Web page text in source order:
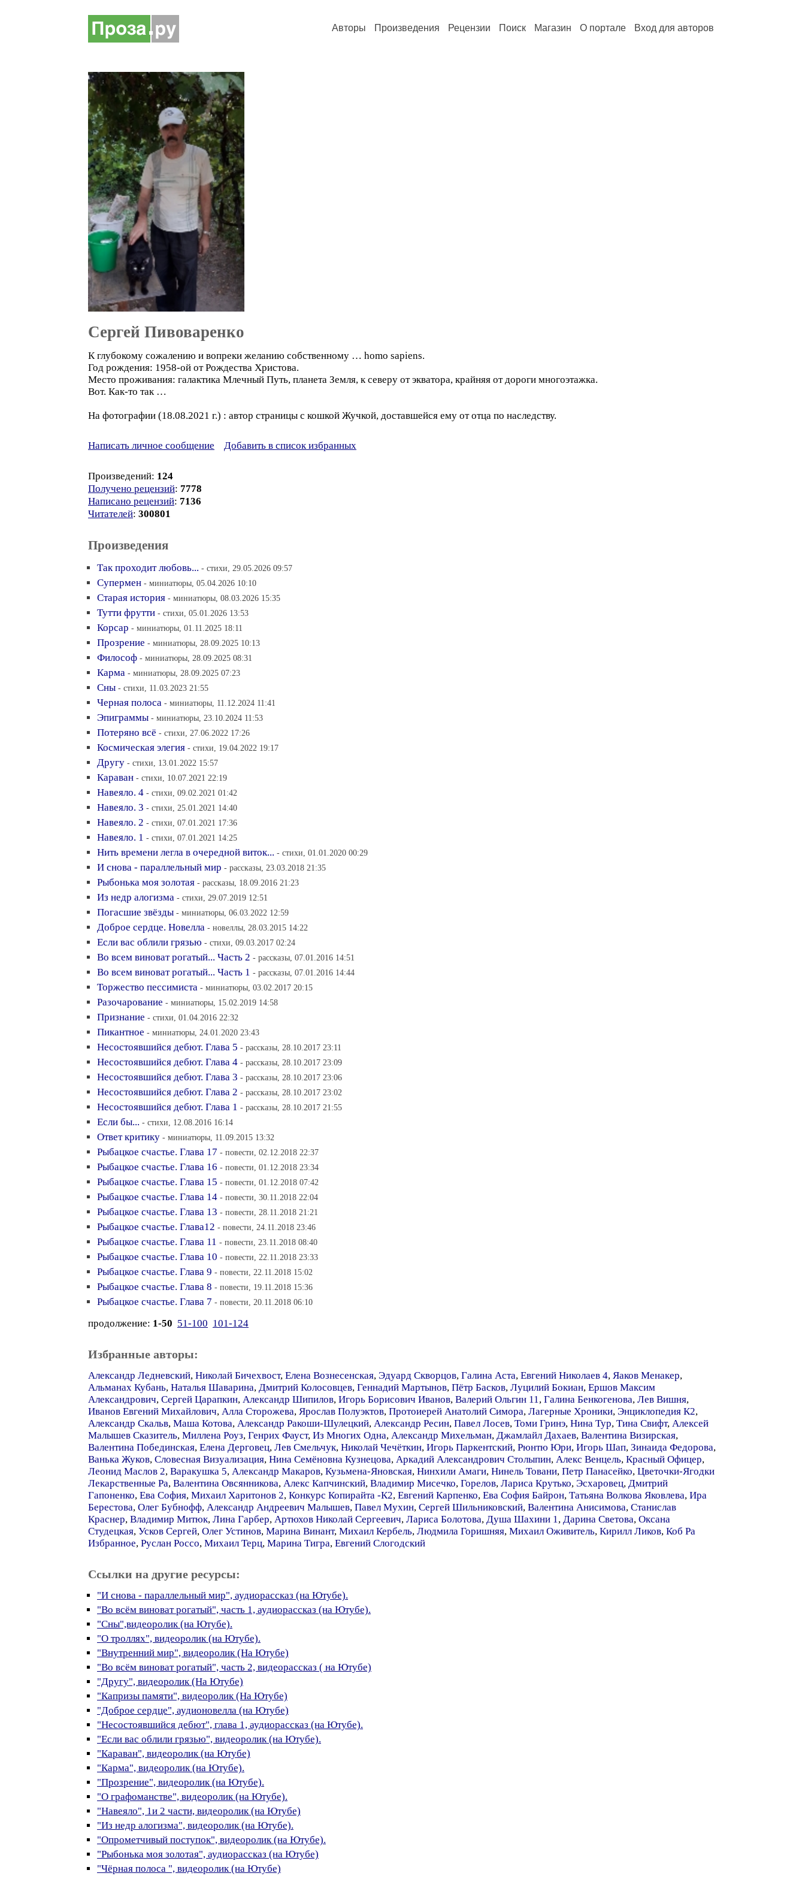
Авторы Произведения Рецензии Поиск Магазин О портале Вход для авторов
Сергей Пивоваренко
К глубокому сожалению и вопреки желанию собственному … homo sapiens.
Год рождения: 1958-ой от Рождества Христова.
Место проживания: галактика Млечный Путь, планета Земля, к северу от экватора, крайняя от дороги многоэтажка.
Вот. Как-то так …
На фотографии (18.08.2021 г.) : автор страницы с кошкой Жучкой, доставшейся ему от отца по наследству.
Написать личное сообщение Добавить в список избранных
Произведений: 124
Получено рецензий: 7778
Написано рецензий: 7136
Читателей: 300801
Произведения
Так проходит любовь... - стихи, 29.05.2026 09:57
Супермен - миниатюры, 05.04.2026 10:10
Старая история - миниатюры, 08.03.2026 15:35
Тутти фрутти - стихи, 05.01.2026 13:53
Корсар - миниатюры, 01.11.2025 18:11
Прозрение - миниатюры, 28.09.2025 10:13
Философ - миниатюры, 28.09.2025 08:31
Карма - миниатюры, 28.09.2025 07:23
Сны - стихи, 11.03.2023 21:55
Черная полоса - миниатюры, 11.12.2024 11:41
Эпиграммы - миниатюры, 23.10.2024 11:53
Потеряно всё - стихи, 27.06.2022 17:26
Космическая элегия - стихи, 19.04.2022 19:17
Другу - стихи, 13.01.2022 15:57
Караван - стихи, 10.07.2021 22:19
Навеяло. 4 - стихи, 09.02.2021 01:42
Навеяло. 3 - стихи, 25.01.2021 14:40
Навеяло. 2 - стихи, 07.01.2021 17:36
Навеяло. 1 - стихи, 07.01.2021 14:25
Нить времени легла в очередной виток... - стихи, 01.01.2020 00:29
И снова - параллельный мир - рассказы, 23.03.2018 21:35
Рыбонька моя золотая - рассказы, 18.09.2016 21:23
Из недр алогизма - стихи, 29.07.2019 12:51
Погасшие звёзды - миниатюры, 06.03.2022 12:59
Доброе сердце. Новелла - новеллы, 28.03.2015 14:22
Если вас облили грязью - стихи, 09.03.2017 02:24
Во всем виноват рогатый... Часть 2 - рассказы, 07.01.2016 14:51
Во всем виноват рогатый... Часть 1 - рассказы, 07.01.2016 14:44
Торжество пессимиста - миниатюры, 03.02.2017 20:15
Разочарование - миниатюры, 15.02.2019 14:58
Признание - стихи, 01.04.2016 22:32
Пикантное - миниатюры, 24.01.2020 23:43
Несостоявшийся дебют. Глава 5 - рассказы, 28.10.2017 23:11
Несостоявшийся дебют. Глава 4 - рассказы, 28.10.2017 23:09
Несостоявшийся дебют. Глава 3 - рассказы, 28.10.2017 23:06
Несостоявшийся дебют. Глава 2 - рассказы, 28.10.2017 23:02
Несостоявшийся дебют. Глава 1 - рассказы, 28.10.2017 21:55
Если бы... - стихи, 12.08.2016 16:14
Ответ критику - миниатюры, 11.09.2015 13:32
Рыбацкое счастье. Глава 17 - повести, 02.12.2018 22:37
Рыбацкое счастье. Глава 16 - повести, 01.12.2018 23:34
Рыбацкое счастье. Глава 15 - повести, 01.12.2018 07:42
Рыбацкое счастье. Глава 14 - повести, 30.11.2018 22:04
Рыбацкое счастье. Глава 13 - повести, 28.11.2018 21:21
Рыбацкое счастье. Глава12 - повести, 24.11.2018 23:46
Рыбацкое счастье. Глава 11 - повести, 23.11.2018 08:40
Рыбацкое счастье. Глава 10 - повести, 22.11.2018 23:33
Рыбацкое счастье. Глава 9 - повести, 22.11.2018 15:02
Рыбацкое счастье. Глава 8 - повести, 19.11.2018 15:36
Рыбацкое счастье. Глава 7 - повести, 20.11.2018 06:10
продолжение: 1-50 51-100 101-124
Избранные авторы:
Александр Ледневский, Николай Бичехвост, Елена Вознесенская, Эдуард Скворцов, Галина Аста, Евгений Николаев 4, Яаков Менакер,
Альманах Кубань, Наталья Шаварина, Дмитрий Колосовцев, Геннадий Мартынов, Пётр Басков, Луцилий Бокиан, Ершов Максим
Александрович, Сергей Царапкин, Александр Шипилов, Игорь Борисович Иванов, Валерий Ольгин 11, Галина Бенкогенова, Лев Вишня,
Иванов Евгений Михайлович, Алла Сторожева, Ярослав Полуэктов, Протоиерей Анатолий Симора, Лагерные Хроники, Энциклопедия К2,
Александр Скальв, Маша Котова, Александр Ракоши-Шулецкий, Александр Ресин, Павел Лосев, Томи Гринэ, Нина Тур, Тина Свифт, Алексей
Малышев Сказитель, Миллена Роуз, Генрих Фауст, Из Многих Одна, Александр Михельман, Джамлайл Дахаев, Валентина Визирская,
Валентина Побединская, Елена Дерговец, Лев Смельчук, Николай Чечёткин, Игорь Паркентский, Рюнтю Юри, Игорь Шап, Зинаида Федорова,
Ванька Жуков, Словесная Визуализация, Нина Семёновна Кузнецова, Аркадий Александрович Столыпин, Алекс Венцель, Красный Офицер,
Леонид Маслов 2, Варакушка 5, Александр Макаров, Кузьмена-Яновская, Нинхили Амаги, Нинель Товани, Петр Панасейко, Цветочки-Ягодки
Лекарственные Ра, Валентина Овсянникова, Алекс Капчинский, Владимир Мисечко, Горелов, Лариса Крутько, Эсхаровец, Дмитрий
Гапоненко, Ева София, Михаил Харитонов 2, Конкурс Копирайта -К2, Евгений Карпенко, Ева София Байрон, Татьяна Волкова Яковлева, Ира
Берестова, Олег Бубнофф, Александр Андреевич Малышев, Павел Мухин, Сергей Шильниковский, Валентина Анисимова, Станислав
Краснер, Владимир Митюк, Лина Гарбер, Артюхов Николай Сергеевич, Лариса Болотова, Душа Шахини 1, Дарина Светова, Оксана
Студецкая, Усков Сергей, Олег Устинов, Марина Винант, Михаил Кербель, Людмила Горишняя, Михаил Оживитель, Кирилл Ликов, Коб Ра
Избранное, Руслан Россо, Михаил Терц, Марина Тигра, Евгений Слогодский
Ссылки на другие ресурсы:
"И снова - параллельный мир", аудиорассказ (на Ютубе).
"Во всём виноват рогатый", часть 1, аудиорассказ (на Ютубе).
"Сны",видеоролик (на Ютубе).
"О троллях", видеоролик (на Ютубе).
"Внутренний мир", видеоролик (На Ютубе)
"Во всём виноват рогатый", часть 2, видеорассказ ( на Ютубе)
"Другу", видеоролик (На Ютубе)
"Капризы памяти", видеоролик (На Ютубе)
"Доброе сердце", аудионовелла (на Ютубе)
"Несостоявшийся дебют", глава 1, аудиорассказ (на Ютубе).
"Если вас облили грязью", видеоролик (на Ютубе).
"Караван", видеоролик (на Ютубе)
"Карма", видеоролик (на Ютубе).
"Прозрение", видеоролик (на Ютубе).
"О графоманстве", видеоролик (на Ютубе).
"Навеяло", 1и 2 части, видеоролик (на Ютубе)
"Из недр алогизма", видеоролик (на Ютубе).
"Опрометчивый поступок", видеоролик (на Ютубе).
"Рыбонька моя золотая", аудиорассказ (на Ютубе)
"Чёрная полоса ", видеоролик (на Ютубе)